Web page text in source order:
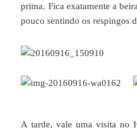
prima. Fica exatamente a
pouco sentindo os respingos
A tarde, vale uma visita no